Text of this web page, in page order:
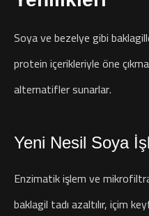
Soya ve bezelye gibi
protein içerikleriyle öne
alternatifler sunarlar.
Yeni Nesil Soya
Enzimatik işlem ve
baklagil tadı azaltılır, içim